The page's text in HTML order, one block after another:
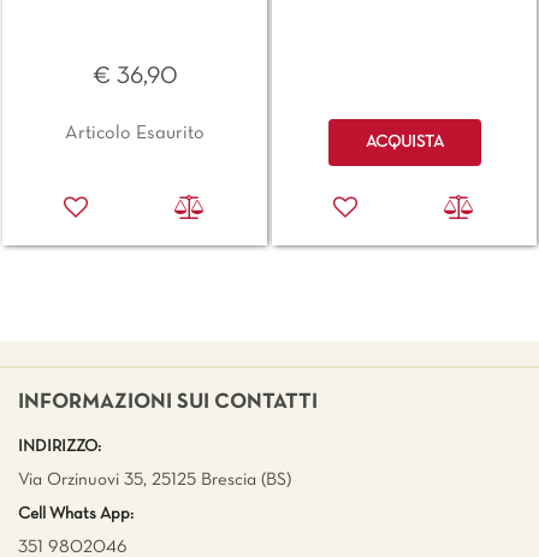
€ 36,90
Articolo Esaurito Quantità
ACQUISTA
INFORMAZIONI SUI CONTATTI
INDIRIZZO:
Via Orzinuovi 35, 25125 Brescia (BS)
Cell Whats App:
351 9802046